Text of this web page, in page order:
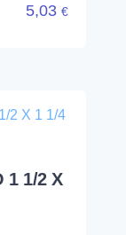
5,03 €
1 1/2 X